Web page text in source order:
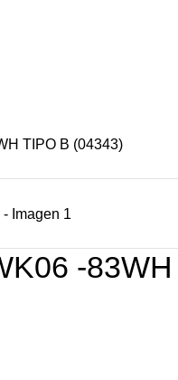
TIPO B (04343)
-